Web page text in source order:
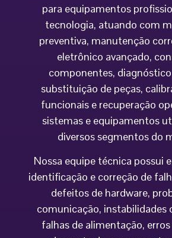
para equipamentos
tecnologia, atuando com
preventiva, manutenção
eletrônico avançado,
componentes,
substituição de peças,
funcionais e recuperação
sistemas e equipamentos
diversos segmentos do
Nossa equipe técnica possui
identificação e correção de
defeitos de hardware,
comunicação, instabilidades
falhas de alimentação,